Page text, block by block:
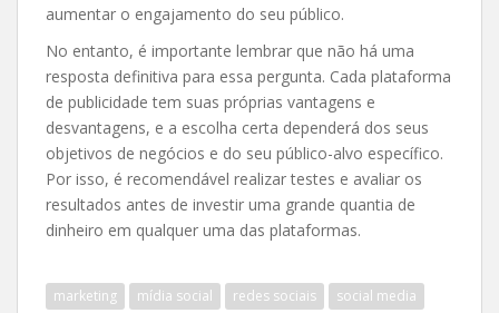
aumentar o engajamento do seu público.
No entanto, é importante lembrar que não há uma
resposta definitiva para essa pergunta. Cada plataforma
de publicidade tem suas próprias vantagens e
desvantagens, e a escolha certa dependerá dos seus
objetivos de negócios e do seu público-alvo específico.
Por isso, é recomendável realizar testes e avaliar os
resultados antes de investir uma grande quantia de
dinheiro em qualquer uma das plataformas.
marketing mídia social redes sociais social media